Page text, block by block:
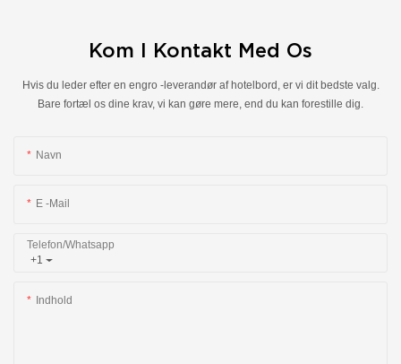
Kom I Kontakt Med Os
Hvis du leder efter en engro -leverandør af hotelbord, er vi dit bedste valg.
Bare fortæl os dine krav, vi kan gøre mere, end du kan forestille dig.
Navn
E -mail
+1
Telefon/whatsapp
Indhold